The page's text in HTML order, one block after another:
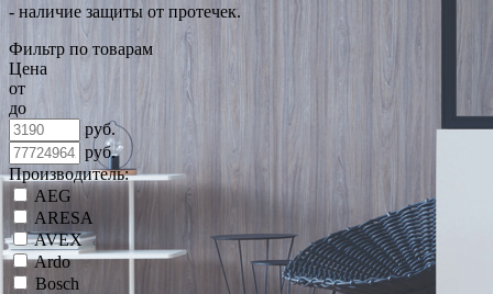
- наличие защиты от протечек.
Фильтр по товарам
Цена
от
до
руб.
руб.
Производитель:
AEG
ARESA
AVEX
Ardo
Bosch